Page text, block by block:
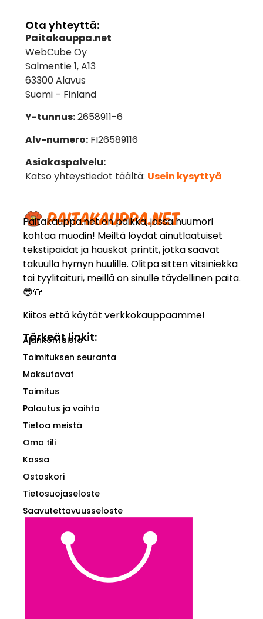
Paitakauppa.net on paikka, jossa huumori
kohtaa muodin! Meiltä löydät ainutlaatuiset
tekstipaidat ja hauskat printit, jotka saavat
takuulla hymyn huulille. Olitpa sitten vitsiniekka
tai tyylitaituri, meillä on sinulle täydellinen paita.
😎👕
Kiitos että käytät verkkokauppaamme!
Tärkeät linkit:
Ajankohtaista
Toimituksen seuranta
Maksutavat
Toimitus
Palautus ja vaihto
Tietoa meistä
Oma tili
Kassa
Ostoskori
Tietosuojaseloste
Saavutettavuusseloste
Ota yhteyttä:
Paitakauppa.net
WebCube Oy
Salmentie 1, A13
63300 Alavus
Suomi – Finland
Y-tunnus:2658911-6
Alv-numero:FI26589116
Asiakaspalvelu:
Katso yhteystiedot täältä: Usein kysyttyä